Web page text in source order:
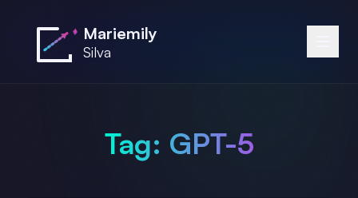
Mariemily
Silva
Tag: GPT-5